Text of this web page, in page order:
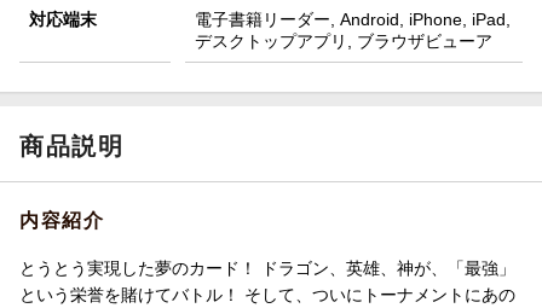
対応端末
電子書籍リーダー, Android, iPhone, iPad,
デスクトップアプリ, ブラウザビューア
商品説明
内容紹介
とうとう実現した夢のカード！ ドラゴン、英雄、神が、「最強」
という栄誉を賭けてバトル！ そして、ついにトーナメントにあの